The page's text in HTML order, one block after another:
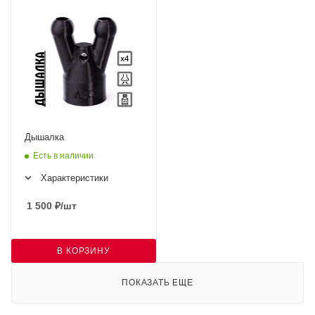
Дышалка
Есть в наличии
Характеристики
1 500 ₽/шт
В КОРЗИНУ
ПОКАЗАТЬ ЕЩЕ